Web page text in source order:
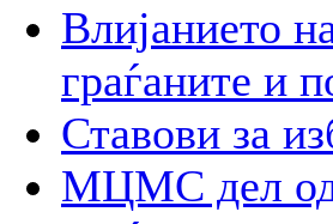
Влијанието
граѓаните и
Ставови за
МЦМС дел од